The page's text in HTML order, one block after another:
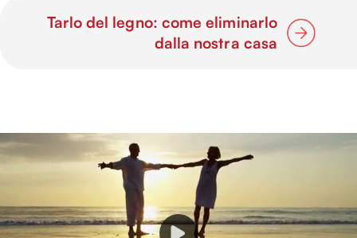
Tarlo del legno: come eliminarlo
dalla nostra casa